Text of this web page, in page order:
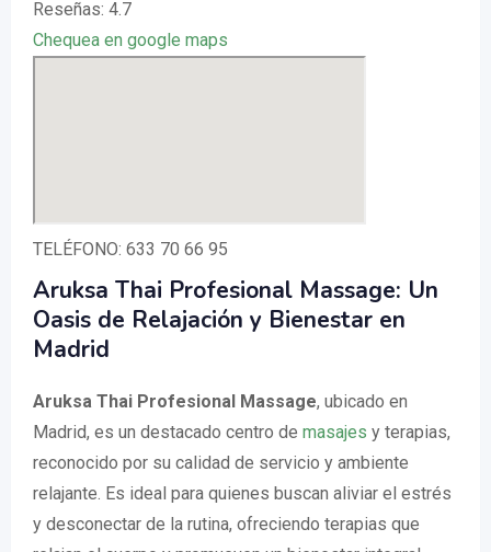
Reseñas: 4.7
Chequea en google maps
TELÉFONO: 633 70 66 95
Aruksa Thai Profesional Massage: Un
Oasis de Relajación y Bienestar en
Madrid
Aruksa Thai Profesional Massage, ubicado en
Madrid, es un destacado centro de masajes y terapias,
reconocido por su calidad de servicio y ambiente
relajante. Es ideal para quienes buscan aliviar el estrés
y desconectar de la rutina, ofreciendo terapias que